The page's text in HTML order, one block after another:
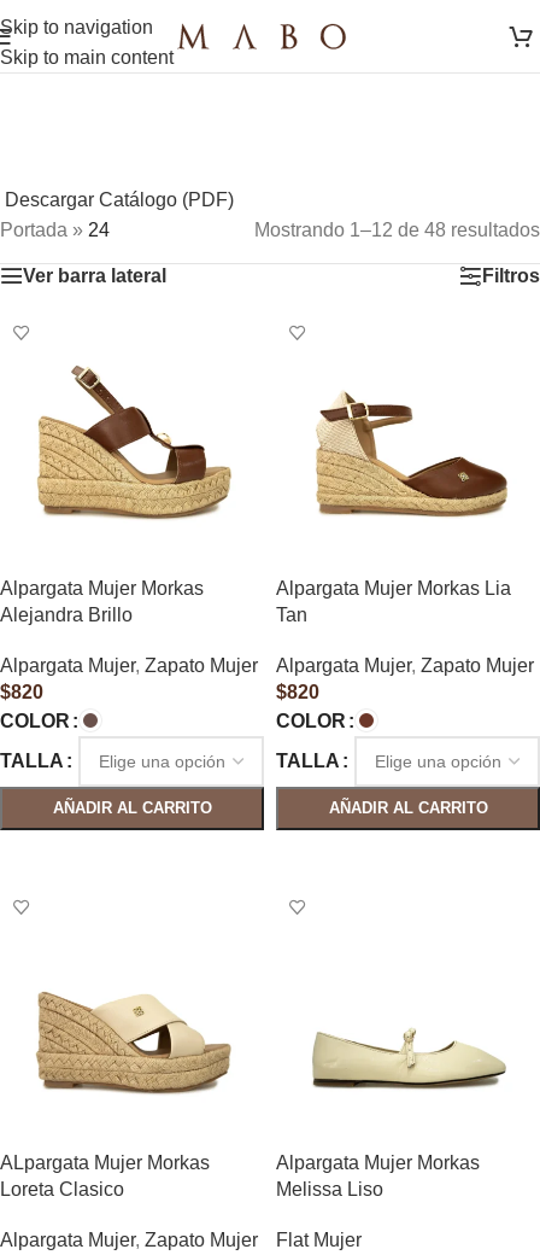
Skip to navigation
Skip to main content
Descargar Catálogo (PDF)
Portada » 24 Mostrando 1–12 de 48 resultados
Ver barra lateral Filtros
Alpargata Mujer Morkas
Alejandra Brillo
Alpargata Mujer, Zapato Mujer
$820
COLOR
TALLA
AÑADIR AL CARRITO
Alpargata Mujer Morkas Lia
Tan
Alpargata Mujer, Zapato Mujer
$820
COLOR
TALLA
AÑADIR AL CARRITO
ALpargata Mujer Morkas
Loreta Clasico
Alpargata Mujer, Zapato Mujer
Alpargata Mujer Morkas
Melissa Liso
Flat Mujer